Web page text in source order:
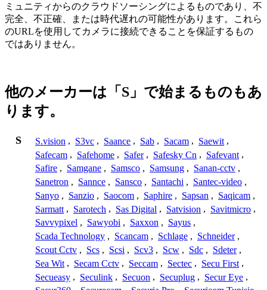
ミュニティからのクラウドソーシングによるものであり、不
完全、不正確、または時代遅れの可能性があります。これら
のURLを使用してカメラに接続できることを保証するもの
ではありません。
他のメーカーは「S」で始まるものもあ
ります。
S S.vision , S3vc , Saance , Sab , Sacam , Saewit ,
Safecam , Safehome , Safer , Safesky Cn , Safevant ,
Safire , Samgane , Samsco , Samsung , Sanan-cctv ,
Sanetron , Sannce , Sansco , Santachi , Santec-video ,
Sanyo , Sanzio , Saocom , Saphire , Sapsan , Saqicam ,
Sarmatt , Sarotech , Sas Digital , Satvision , Savitmicro ,
Savvypixel , Sawyobi , Saxxon , Sayus ,
Scada Technology , Scancam , Schlage , Schneider ,
Scout Cctv , Scs , Scsi , Scv3 , Scw , Sdc , Sdeter ,
Sea Wit , Secam Cctv , Seccam , Sectec , Secu First ,
Secueasy , Seculink , Secuon , Secuplug , Secur Eye ,